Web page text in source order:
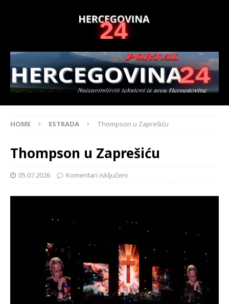
HOME ESTRADA Thompson u Zaprešiću
Thompson u Zaprešiću
05.07.2026 Komentari isključeni